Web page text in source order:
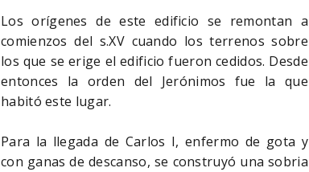
Los orígenes de este edificio se remontan a
comienzos del s.XV cuando los terrenos sobre
los que se erige el edificio fueron cedidos. Desde
entonces la orden del Jerónimos fue la que
habitó este lugar.
Para la llegada de Carlos I, enfermo de gota y
con ganas de descanso, se construyó una sobria